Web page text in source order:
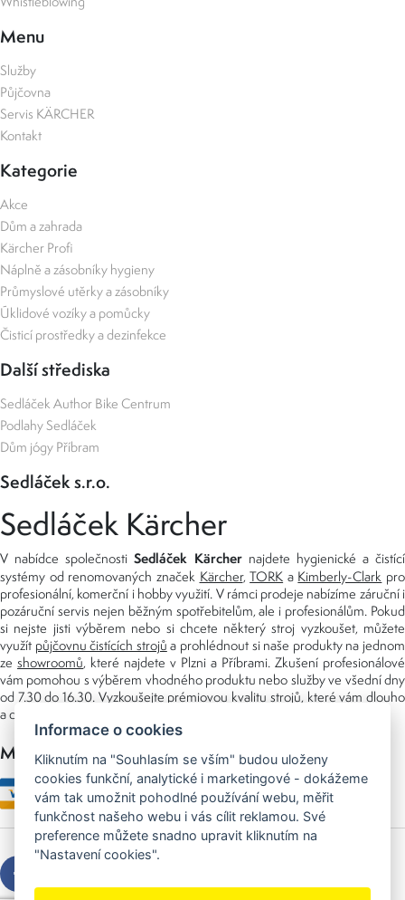
Menu
Služby
Půjčovna
Servis KÄRCHER
Kontakt
Kategorie
Akce
Dům a zahrada
Kärcher Profi
Náplně a zásobníky hygieny
Průmyslové utěrky a zásobníky
Úklidové vozíky a pomůcky
Čisticí prostředky a dezinfekce
Další střediska
Sedláček Author Bike Centrum
Podlahy Sedláček
Dům jógy Příbram
Sedláček s.r.o.
Sedláček Kärcher
V nabídce společnostiSedláček Kärchernajdete hygienické a čistící
systémy od renomovaných značek Kärcher,TORK a Kimberly-Clark pro
profesionální, komerční i hobby využití. V rámci prodeje nabízíme záruční i
pozáruční servis nejen běžným spotřebitelům, ale i profesionálům. Pokud
si nejste jisti výběrem nebo si chcete některý stroj vyzkoušet, můžete
využít půjčovnu čistících strojů a prohlédnout si naše produkty na jednom
ze showroomů, které najdete v Plzni a Příbrami. Zkušení profesionálové
vám pomohou s výběrem vhodného produktu nebo služby ve všední dny
od 7.30 do 16.30. Vyzkoušejte prémiovou kvalitu strojů, které vám dlouho
a dobře poslouží nejen doma, ale i v zaměstnání.
Možnosti platby
Informace o cookies
Kliknutím na "Souhlasím se vším" budou uloženy
cookies funkční, analytické i marketingové - dokážeme
vám tak umožnit pohodlné používání webu, měřit
funkčnost našeho webu i vás cílit reklamou. Své
preference můžete snadno upravit kliknutím na
"Nastavení cookies".